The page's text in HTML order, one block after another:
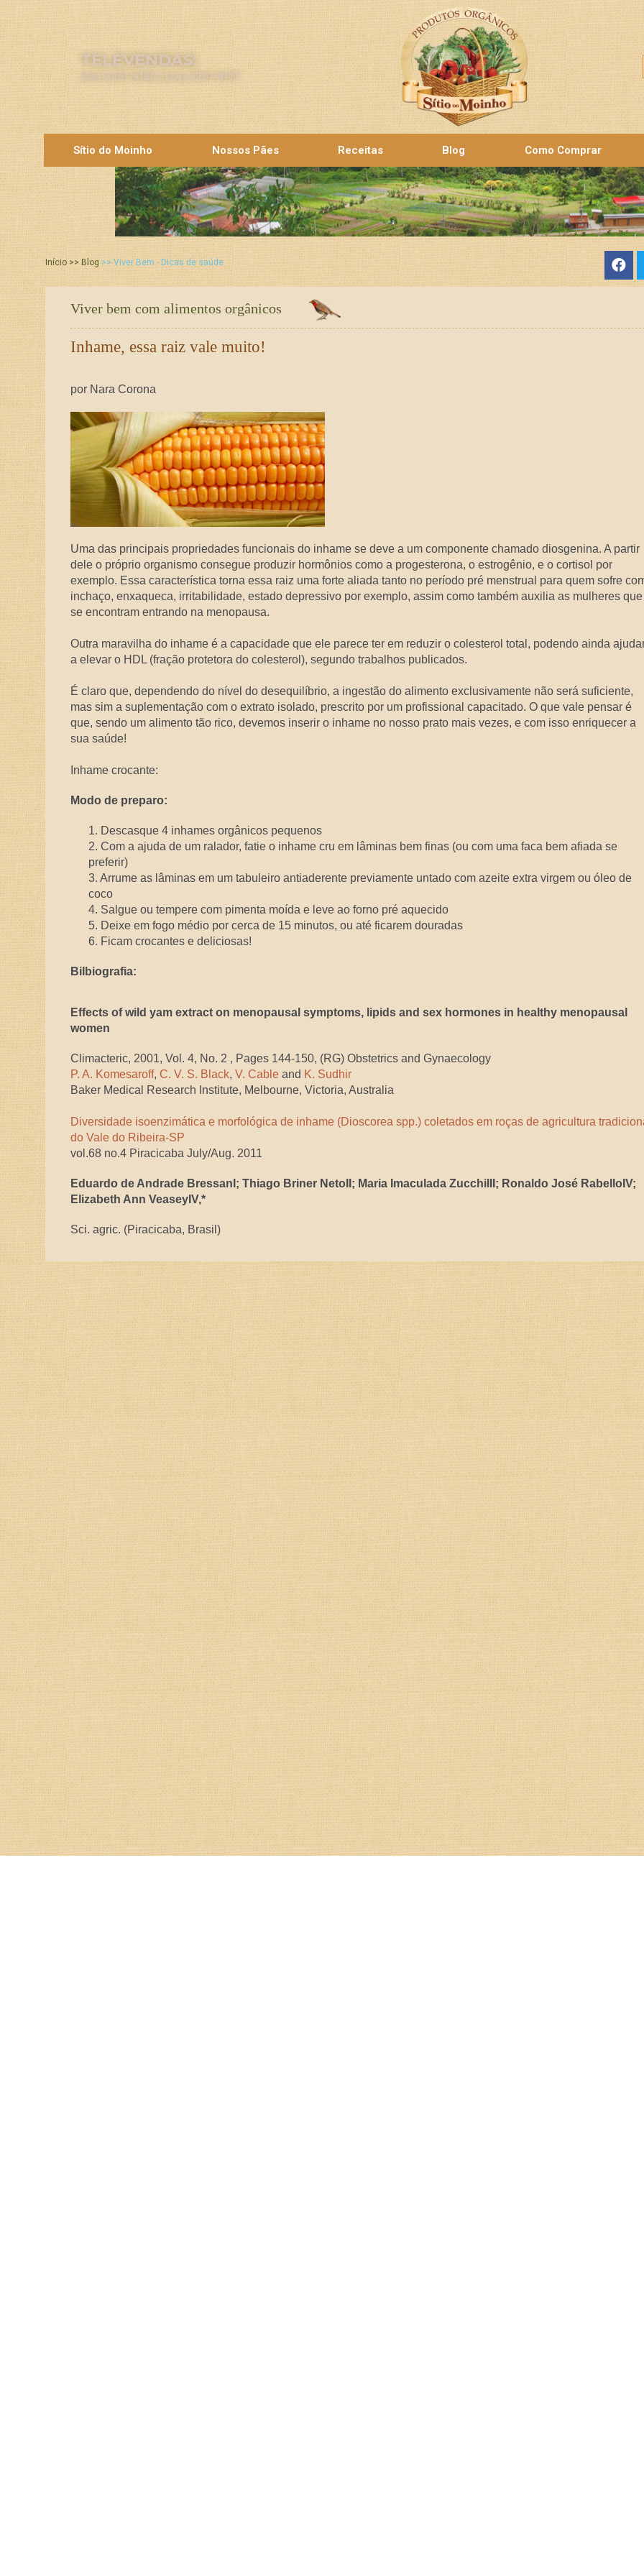
TELEVENDAS:
(24) 2291-9190 | (24) 2291-9171
Sítio do Moinho Nossos Pães Receitas Blog Como Comprar
Início >> Blog >> Viver Bem - Dicas de saúde
Viver bem com alimentos orgânicos
Inhame, essa raiz vale muito!
por Nara Corona
Uma das principais propriedades funcionais do inhame se deve a um componente chamado diosgenina. A partir
dele o próprio organismo consegue produzir hormônios como a progesterona, o estrogênio, e o cortisol por
exemplo. Essa característica torna essa raiz uma forte aliada tanto no período pré menstrual para quem sofre
inchaço, enxaqueca, irritabilidade, estado depressivo por exemplo, assim como também auxilia as mulheres que
se encontram entrando na menopausa.
Outra maravilha do inhame é a capacidade que ele parece ter em reduzir o colesterol total, podendo ainda
a elevar o HDL (fração protetora do colesterol), segundo trabalhos publicados.
É claro que, dependendo do nível do desequilíbrio, a ingestão do alimento exclusivamente não será suficiente,
mas sim a suplementação com o extrato isolado, prescrito por um profissional capacitado. O que vale pensar é
que, sendo um alimento tão rico, devemos inserir o inhame no nosso prato mais vezes, e com isso enriquecer a
sua saúde!
Inhame crocante:
Modo de preparo:
1. Descasque 4 inhames orgânicos pequenos
2. Com a ajuda de um ralador, fatie o inhame cru em lâminas bem finas (ou com uma faca bem afiada se
preferir)
3. Arrume as lâminas em um tabuleiro antiaderente previamente untado com azeite extra virgem ou óleo de
coco
4. Salgue ou tempere com pimenta moída e leve ao forno pré aquecido
5. Deixe em fogo médio por cerca de 15 minutos, ou até ficarem douradas
6. Ficam crocantes e deliciosas!
Bilbiografia:
Effects of wild yam extract on menopausal symptoms, lipids and sex hormones in healthy menopausal
women
Climacteric, 2001, Vol. 4, No. 2 , Pages 144-150, (RG) Obstetrics and Gynaecology
P. A. Komesaroff, C. V. S. Black, V. Cable and K. Sudhir
Baker Medical Research Institute, Melbourne, Victoria, Australia
Diversidade isoenzimática e morfológica de inhame (Dioscorea spp.) coletados em roças de agricultura
do Vale do Ribeira-SP
vol.68 no.4 Piracicaba July/Aug. 2011
Eduardo de Andrade BressanI; Thiago Briner NetoII; Maria Imaculada ZucchiIII; Ronaldo José RabelloIV;
Elizabeth Ann VeaseyIV,*
Sci. agric. (Piracicaba, Brasil)